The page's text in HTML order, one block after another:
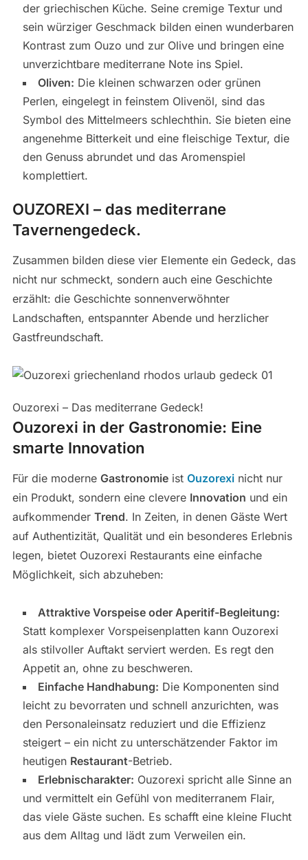
der griechischen Küche. Seine cremige Textur und
sein würziger Geschmack bilden einen wunderbaren
Kontrast zum Ouzo und zur Olive und bringen eine
unverzichtbare mediterrane Note ins Spiel.
Oliven: Die kleinen schwarzen oder grünen
Perlen, eingelegt in feinstem Olivenöl, sind das
Symbol des Mittelmeers schlechthin. Sie bieten eine
angenehme Bitterkeit und eine fleischige Textur, die
den Genuss abrundet und das Aromenspiel
komplettiert.
OUZOREXI – das mediterrane
Tavernengedeck.
Zusammen bilden diese vier Elemente ein Gedeck, das
nicht nur schmeckt, sondern auch eine Geschichte
erzählt: die Geschichte sonnenverwöhnter
Landschaften, entspannter Abende und herzlicher
Gastfreundschaft.
Ouzorexi – Das mediterrane Gedeck!
Ouzorexi in der Gastronomie: Eine
smarte Innovation
Für die moderne Gastronomieist Ouzorexinicht nur
ein Produkt, sondern eine clevere Innovation und ein
aufkommender Trend. In Zeiten, in denen Gäste Wert
auf Authentizität, Qualität und ein besonderes Erlebnis
legen, bietet Ouzorexi Restaurants eine einfache
Möglichkeit, sich abzuheben:
Attraktive Vorspeise oder Aperitif-Begleitung:
Statt komplexer Vorspeisenplatten kann Ouzorexi
als stilvoller Auftakt serviert werden. Es regt den
Appetit an, ohne zu beschweren.
Einfache Handhabung: Die Komponenten sind
leicht zu bevorraten und schnell anzurichten, was
den Personaleinsatz reduziert und die Effizienz
steigert – ein nicht zu unterschätzender Faktor im
heutigen Restaurant-Betrieb.
Erlebnischarakter: Ouzorexi spricht alle Sinne an
und vermittelt ein Gefühl von mediterranem Flair,
das viele Gäste suchen. Es schafft eine kleine Flucht
aus dem Alltag und lädt zum Verweilen ein.